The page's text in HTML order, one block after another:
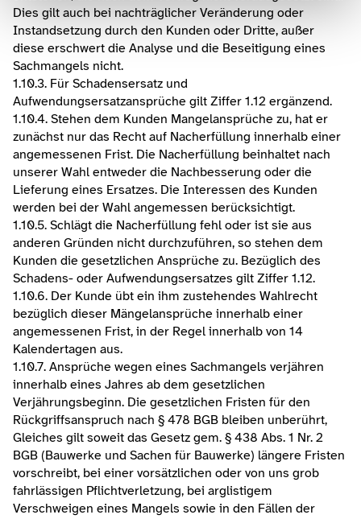
Dies gilt auch bei nachträglicher Veränderung oder
Instandsetzung durch den Kunden oder Dritte, außer
diese erschwert die Analyse und die Beseitigung eines
Sachmangels nicht.
1.10.3. Für Schadensersatz und
Aufwendungsersatzansprüche gilt Ziffer 1.12 ergänzend.
1.10.4. Stehen dem Kunden Mangelansprüche zu, hat er
zunächst nur das Recht auf Nacherfüllung innerhalb einer
angemessenen Frist. Die Nacherfüllung beinhaltet nach
unserer Wahl entweder die Nachbesserung oder die
Lieferung eines Ersatzes. Die Interessen des Kunden
werden bei der Wahl angemessen berücksichtigt.
1.10.5. Schlägt die Nacherfüllung fehl oder ist sie aus
anderen Gründen nicht durchzuführen, so stehen dem
Kunden die gesetzlichen Ansprüche zu. Bezüglich des
Schadens- oder Aufwendungsersatzes gilt Ziffer 1.12.
1.10.6. Der Kunde übt ein ihm zustehendes Wahlrecht
bezüglich dieser Mängelansprüche innerhalb einer
angemessenen Frist, in der Regel innerhalb von 14
Kalendertagen aus.
1.10.7. Ansprüche wegen eines Sachmangels verjähren
innerhalb eines Jahres ab dem gesetzlichen
Verjährungsbeginn. Die gesetzlichen Fristen für den
Rückgriffsanspruch nach § 478 BGB bleiben unberührt,
Gleiches gilt soweit das Gesetz gem. § 438 Abs. 1 Nr. 2
BGB (Bauwerke und Sachen für Bauwerke) längere Fristen
vorschreibt, bei einer vorsätzlichen oder von uns grob
fahrlässigen Pflichtverletzung, bei arglistigem
Verschweigen eines Mangels sowie in den Fällen der